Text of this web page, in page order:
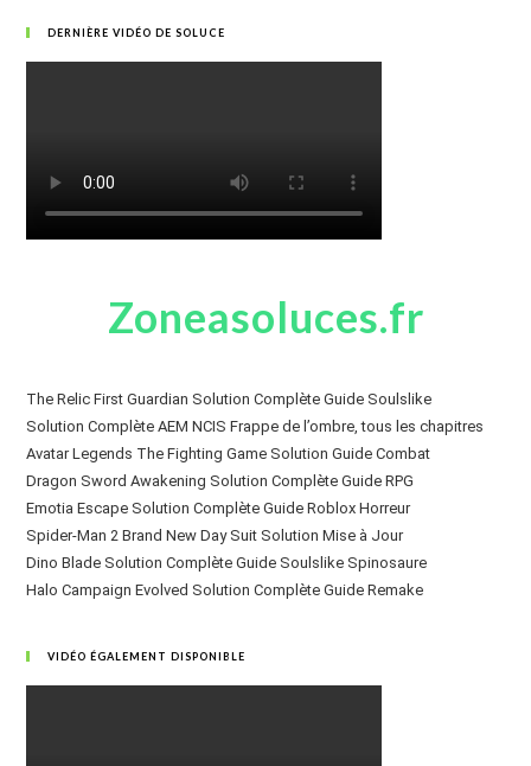
DERNIÈRE VIDÉO DE SOLUCE
Zoneasoluces.fr
The Relic First Guardian Solution Complète Guide Soulslike
Solution Complète AEM NCIS Frappe de l’ombre, tous les chapitres
Avatar Legends The Fighting Game Solution Guide Combat
Dragon Sword Awakening Solution Complète Guide RPG
Emotia Escape Solution Complète Guide Roblox Horreur
Spider-Man 2 Brand New Day Suit Solution Mise à Jour
Dino Blade Solution Complète Guide Soulslike Spinosaure
Halo Campaign Evolved Solution Complète Guide Remake
VIDÉO ÉGALEMENT DISPONIBLE